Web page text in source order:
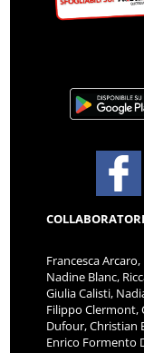
COLLABORATORI
Francesca
Nadine Blanc,
Giulia Calisti,
Filippo Clermont,
Dufour, Christian
Enrico Formento